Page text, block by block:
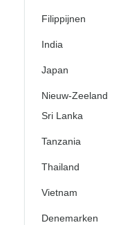
Filippijnen
India
Japan
Nieuw-Zeeland
Sri Lanka
Tanzania
Thailand
Vietnam
Denemarken